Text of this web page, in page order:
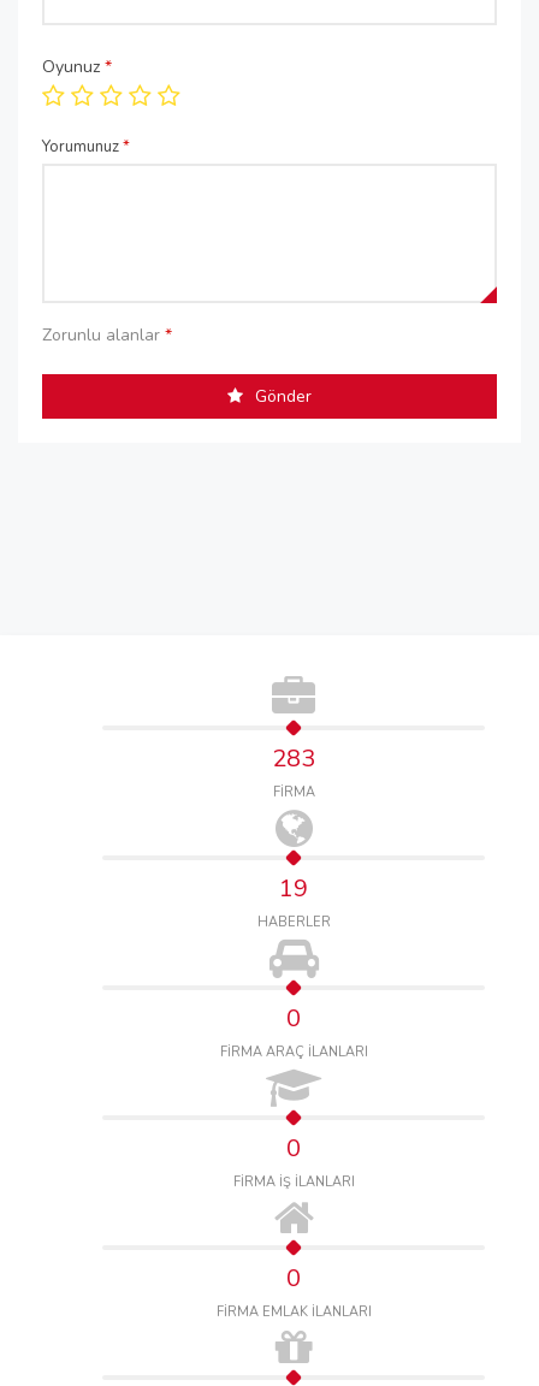
Oyunuz *
Yorumunuz*
Zorunlu alanlar *
Gönder
283
FİRMA
19
HABERLER
0
FİRMA ARAÇ İLANLARI
0
FİRMA İŞ İLANLARI
0
FİRMA EMLAK İLANLARI